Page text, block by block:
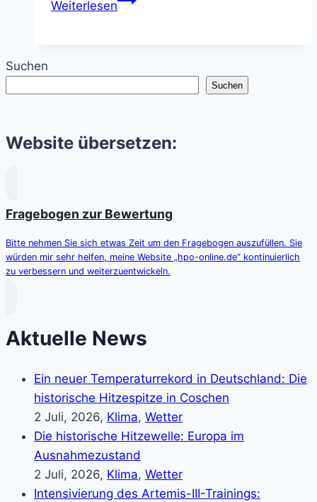
Weiterlesen
im
Vergleich
Suchen
Suchen
Website übersetzen:
Fragebogen zur Bewertung
Bitte nehmen Sie sich etwas Zeit um den Fragebogen auszufüllen. Sie
würden mir sehr helfen, meine Website „hpo-online.de“ kontinuierlich
zu verbessern und weiterzuentwickeln.
Aktuelle News
Ein neuer Temperaturrekord in Deutschland: Die
historische Hitzespitze in Coschen
2 Juli, 2026, Klima, Wetter
Die historische Hitzewelle: Europa im
Ausnahmezustand
2 Juli, 2026, Klima, Wetter
Intensivierung des Artemis-III-Trainings: